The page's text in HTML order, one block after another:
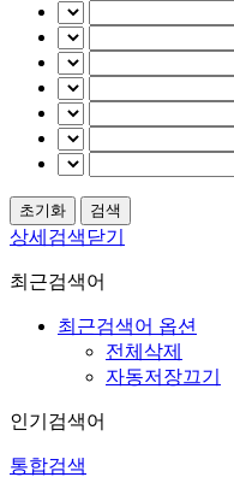
상세검색닫기
최근검색어
최근검색어 옵션
전체삭제
자동저장끄기
인기검색어
통합검색